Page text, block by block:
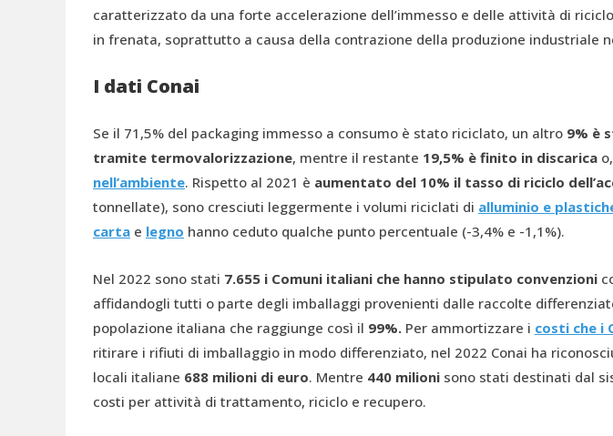
caratterizzato da una forte accelerazione dell’immesso e delle attività di
in frenata, soprattutto a causa della contrazione della produzione industriale
I dati Conai
Se il 71,5% del packaging immesso a consumo è stato riciclato, un altro 9% è
tramite termovalorizzazione, mentre il restante 19,5% è finito in discarica
nell’ambiente. Rispetto al 2021 è aumentato del 10% il tasso di riciclo
tonnellate), sono cresciuti leggermente i volumi riciclati di alluminio e
carta e legno hanno ceduto qualche punto percentuale (-3,4% e -1,1%).
Nel 2022 sono stati 7.655 i Comuni italiani che hanno stipulato convenzioni
affidandogli tutti o parte degli imballaggi provenienti dalle raccolte
popolazione italiana che raggiunge così il 99%. Per ammortizzare i costi che i
ritirare i rifiuti di imballaggio in modo differenziato, nel 2022 Conai ha
locali italiane 688 milioni di euro. Mentre 440 milioni sono stati destinati dal
costi per attività di trattamento, riciclo e recupero.